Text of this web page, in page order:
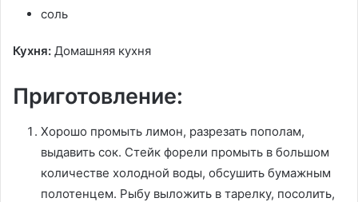
соль
Кухня: Домашняя кухня
Приготовление:
Хорошо промыть лимон, разрезать пополам,
выдавить сок. Стейк форели промыть в большом
количестве холодной воды, обсушить бумажным
полотенцем. Рыбу выложить в тарелку, посолить,